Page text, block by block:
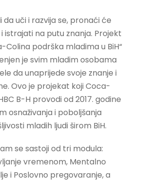
da uči i razvija se, pronaći će
istrajati na putu znanja. Projekt
Colina podrška mladima u BiH“
je svim mladim osobama
da unaprijede svoje znanje i
Ovo je projekat koji Coca-
B-H provodi od 2017. godine
osnaživanja i poboljšanja
mladih ljudi širom BiH.
se sastoji od tri modula:
vremenom, Mentalno
i Poslovno pregovaranje, a